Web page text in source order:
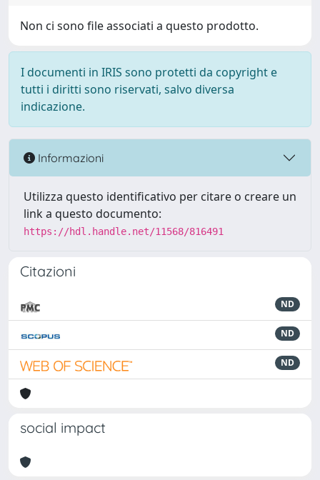
Non ci sono file associati a questo prodotto.
I documenti in IRIS sono protetti da copyright e
tutti i diritti sono riservati, salvo diversa
indicazione.
Informazioni
Utilizza questo identificativo per citare o creare un
link a questo documento:
https://hdl.handle.net/11568/816491
Citazioni
ND
ND
ND
social impact